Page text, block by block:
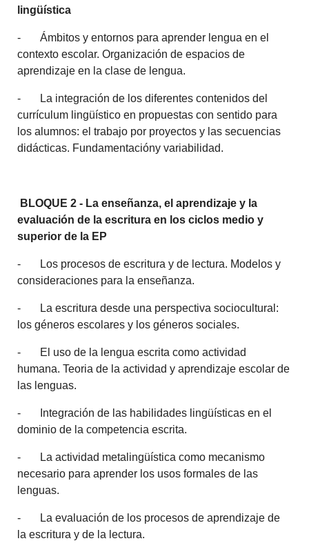
lingüística
- Ámbitos y entornos para aprender lengua en el
contexto escolar. Organización de espacios de
aprendizaje en la clase de lengua.
- La integración de los diferentes contenidos del
currículum lingüístico en propuestas con sentido para
los alumnos: el trabajo por proyectos y las secuencias
didácticas. Fundamentacióny variabilidad.
BLOQUE 2 - La enseñanza, el aprendizaje y la
evaluación de la escritura en los ciclos medio y
superior de la EP
- Los procesos de escritura y de lectura. Modelos y
consideraciones para la enseñanza.
- La escritura desde una perspectiva sociocultural:
los géneros escolares y los géneros sociales.
- El uso de la lengua escrita como actividad
humana. Teoria de la actividad y aprendizaje escolar de
las lenguas.
- Integración de las habilidades lingüísticas en el
dominio de la competencia escrita.
- La actividad metalingüística como mecanismo
necesario para aprender los usos formales de las
lenguas.
- La evaluación de los procesos de aprendizaje de
la escritura y de la lectura.